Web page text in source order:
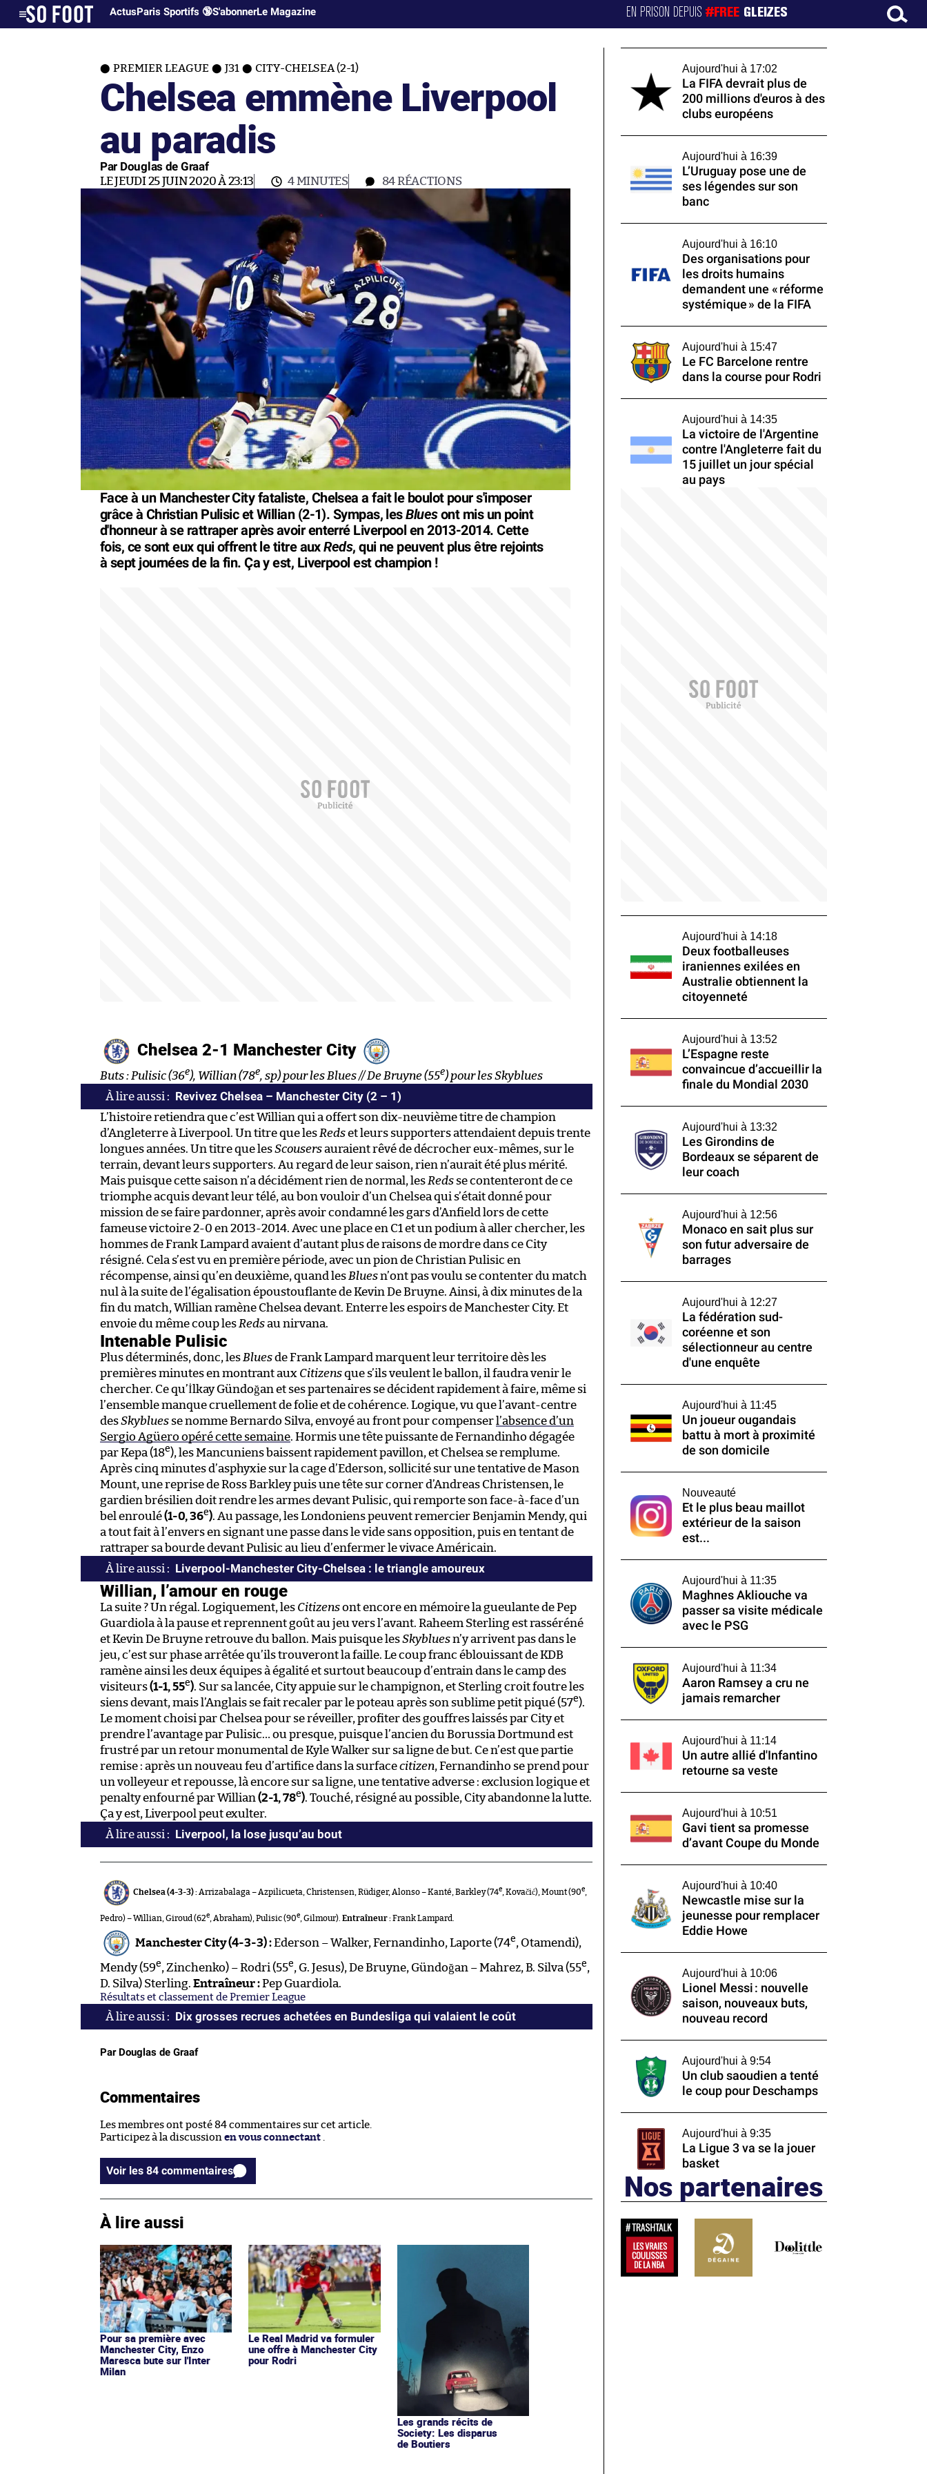
ActusParis Sportifs 🔞S'abonnerLe Magazine EN PRISON DEPUIS#FREE GLEIZES
PREMIER LEAGUE J31 CITY-CHELSEA (2-1)
Chelsea emmène Liverpool
au paradis
Par Douglas de Graaf
LE JEUDI 25 JUIN 2020 À 23:13 4 MINUTES 84RÉACTIONS
Face à un Manchester City fataliste, Chelsea a fait le boulot pour s'imposer
grâce à Christian Pulisic et Willian (2-1). Sympas, lesBluesont mis un point
d'honneur à se rattraper après avoir enterré Liverpool en 2013-2014. Cette
fois, ce sont eux qui offrent le titre auxReds, qui ne peuvent plus être rejoints
à sept journées de la fin. Ça y est, Liverpool est champion !
Chelsea 2-1 Manchester City
Buts : Pulisic (36e), Willian (78e, sp) pour les Blues // De Bruyne (55e) pour les Skyblues
Revivez Chelsea – Manchester City (2 – 1)
L’histoire retiendra que c’est Willian qui a offert son dix-neuvième titre de champion
d’Angleterre à Liverpool. Un titre que les Redset leurs supporters attendaient depuis trente
longues années. Un titre que lesScousersauraient rêvé de décrocher eux-mêmes, sur le
terrain, devant leurs supporters. Au regard de leur saison, rien n’aurait été plus mérité.
Mais puisque cette saison n’a décidément rien de normal, les Reds se contenteront de ce
triomphe acquis devant leur télé, au bon vouloir d’un Chelsea qui s’était donné pour
mission de se faire pardonner, après avoir condamné les gars d’Anfield lors de cette
fameuse victoire 2-0 en 2013-2014. Avec une place en C1 et un podium à aller chercher, les
hommes de Frank Lampard avaient d’autant plus de raisons de mordre dans ce City
résigné. Cela s’est vu en première période, avec un pion de Christian Pulisic en
récompense, ainsi qu’en deuxième, quand les Bluesn’ont pas voulu se contenter du match
nul à la suite de l’égalisation époustouflante de Kevin De Bruyne. Ainsi, à dix minutes de la
fin du match, Willian ramène Chelsea devant. Enterre les espoirs de Manchester City. Et
envoie du même coup les Redsau nirvana.
Intenable Pulisic
Plus déterminés, donc, les Bluesde Frank Lampard marquent leur territoire dès les
premières minutes en montrant aux Citizensque s’ils veulent le ballon, il faudra venir le
chercher. Ce qu’İlkay Gündoğan et ses partenaires se décident rapidement à faire, même si
l’ensemble manque cruellement de folie et de cohérence. Logique, vu que l’avant-centre
desSkyblues se nomme Bernardo Silva, envoyé au front pour compenser l’absence d’un
Sergio Agüero opéré cette semaine. Hormis une tête puissante de Fernandinho dégagée
par Kepa (18e), les Mancuniens baissent rapidement pavillon, et Chelsea se remplume.
Après cinq minutes d’asphyxie sur la cage d’Ederson, sollicité sur une tentative de Mason
Mount, une reprise de Ross Barkley puis une tête sur corner d’Andreas Christensen, le
gardien brésilien doit rendre les armes devant Pulisic, qui remporte son face-à-face d’un
bel enroulé(1-0, 36e). Au passage, les Londoniens peuvent remercier Benjamin Mendy, qui
a tout fait à l’envers en signant une passe dans le vide sans opposition, puis en tentant de
rattraper sa bourde devant Pulisic au lieu d’enfermer le vivace Américain.
Liverpool-Manchester City-Chelsea : le triangle amoureux
Willian, l’amour en rouge
La suite ? Un régal. Logiquement, les Citizensont encore en mémoire la gueulante de Pep
Guardiola à la pause et reprennent goût au jeu vers l’avant. Raheem Sterling est rasséréné
et Kevin De Bruyne retrouve du ballon. Mais puisque lesSkybluesn’y arrivent pas dans le
jeu, c’est sur phase arrêtée qu’ils trouveront la faille. Le coup franc éblouissant de KDB
ramène ainsi les deux équipes à égalité et surtout beaucoup d’entrain dans le camp des
visiteurs(1-1, 55e). Sur sa lancée, City appuie sur le champignon, et Sterling croit foutre les
siens devant, mais l’Anglais se fait recaler par le poteau après son sublime petit piqué (57e).
Le moment choisi par Chelsea pour se réveiller, profiter des gouffres laissés par City et
prendre l’avantage par Pulisic… ou presque, puisque l’ancien du Borussia Dortmund est
frustré par un retour monumental de Kyle Walker sur sa ligne de but. Ce n’est que partie
remise : après un nouveau feu d’artifice dans la surfacecitizen, Fernandinho se prend pour
un volleyeur et repousse, là encore sur sa ligne, une tentative adverse : exclusion logique et
penalty enfourné par Willian (2-1, 78e). Touché, résigné au possible, City abandonne la lutte.
Ça y est, Liverpool peut exulter.
Liverpool, la lose jusqu’au bout
Chelsea (4-3-3) : Arrizabalaga – Azpilicueta, Christensen, Rüdiger, Alonso – Kanté, Barkley (74e , Kovačić), Mount (90e
Pedro) – Willian, Giroud (62e , Abraham), Pulisic (90e , Gilmour). Entraîneur :Frank Lampard.
Manchester City (4-3-3) :Ederson – Walker, Fernandinho, Laporte (74e , Otamendi),
Mendy (59e, Zinchenko) – Rodri (55e, G. Jesus), De Bruyne, Gündoğan – Mahrez, B. Silva (55e,
D. Silva) Sterling. Entraîneur :Pep Guardiola.
Résultats et classement de Premier League
Dix grosses recrues achetées en Bundesliga qui valaient le coût
Par Douglas de Graaf
Commentaires
Les membres ont posté 84 commentaires sur cet article.
Participez à la discussion en vous connectant
Voir les 84 commentaires
À lire aussi
Pour sa première avec
Manchester City, Enzo
Maresca bute sur l'Inter
Milan
Le Real Madrid va formuler
une offre à Manchester City
pour Rodri
Les grands récits de
Society: Les disparus
de Boutiers
Aujourd'hui à 17:02
La FIFA devrait plus de
200 millions d'euros à des
clubs européens
Aujourd'hui à 16:39
L’Uruguay pose une de
ses légendes sur son
banc
Aujourd'hui à 16:10
Des organisations pour
les droits humains
demandent une « réforme
systémique » de la FIFA
Aujourd'hui à 15:47
Le FC Barcelone rentre
dans la course pour Rodri
Aujourd'hui à 14:35
La victoire de l'Argentine
contre l'Angleterre fait du
15 juillet un jour spécial
au pays
Aujourd'hui à 14:18
Deux footballeuses
iraniennes exilées en
Australie obtiennent la
citoyenneté
Aujourd'hui à 13:52
L’Espagne reste
convaincue d’accueillir la
finale du Mondial 2030
Aujourd'hui à 13:32
Les Girondins de
Bordeaux se séparent de
leur coach
Aujourd'hui à 12:56
Monaco en sait plus sur
son futur adversaire de
barrages
Aujourd'hui à 12:27
La fédération sud-
coréenne et son
sélectionneur au centre
d'une enquête
Aujourd'hui à 11:45
Un joueur ougandais
battu à mort à proximité
de son domicile
Nouveauté
Et le plus beau maillot
extérieur de la saison
est...
Aujourd'hui à 11:35
Maghnes Akliouche va
passer sa visite médicale
avec le PSG
Aujourd'hui à 11:34
Aaron Ramsey a cru ne
jamais remarcher
Aujourd'hui à 11:14
Un autre allié d'Infantino
retourne sa veste
Aujourd'hui à 10:51
Gavi tient sa promesse
d’avant Coupe du Monde
Aujourd'hui à 10:40
Newcastle mise sur la
jeunesse pour remplacer
Eddie Howe
Aujourd'hui à 10:06
Lionel Messi : nouvelle
saison, nouveaux buts,
nouveau record
Aujourd'hui à 9:54
Un club saoudien a tenté
le coup pour Deschamps
Aujourd'hui à 9:35
La Ligue 3 va se la jouer
basket
Nos partenaires